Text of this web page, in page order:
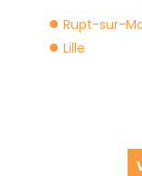
Rupt-sur-
Lille